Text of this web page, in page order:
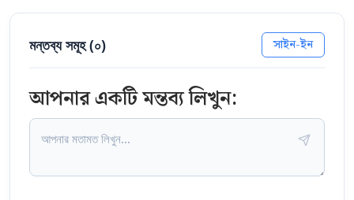
মন্তব্য সমূহ (০) সাইন-ইন
আপনার একটি মন্তব্য লিখুন: